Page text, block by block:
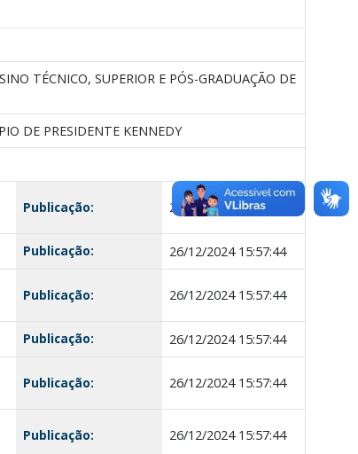
TÉCNICO, SUPERIOR E PÓS-GRADUAÇÃO DE
DE PRESIDENTE KENNEDY
Publicação: 26/12/2024 15:57:44
Publicação: 26/12/2024 15:57:44
Publicação: 26/12/2024 15:57:44
Publicação: 26/12/2024 15:57:44
Publicação: 26/12/2024 15:57:44
Publicação: 26/12/2024 15:57:44